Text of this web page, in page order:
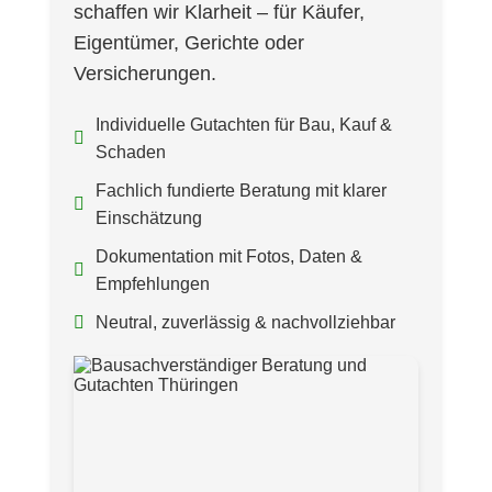
schaffen wir Klarheit – für Käufer,
Eigentümer, Gerichte oder
Versicherungen.
Individuelle Gutachten für Bau, Kauf &
Schaden
Fachlich fundierte Beratung mit klarer
Einschätzung
Dokumentation mit Fotos, Daten &
Empfehlungen
Neutral, zuverlässig & nachvollziehbar